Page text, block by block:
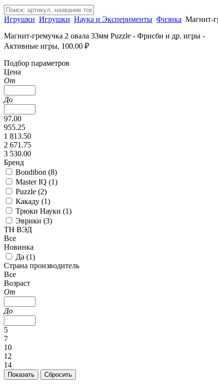
Игрушки Игрушки Наука и Эксперименты Физика Магнит-
Магнит-гремучка 2 овала 33мм Puzzle - Фрисби и др. игры -
Активные игры, 100.00 ₽
Подбор параметров
Цена
От
До
97.00
955.25
1 813.50
2 671.75
3 530.00
Бренд
Bondibon (8)
Master IQ (1)
Puzzle (2)
Какаду (1)
Трюки Науки (1)
Эврики (3)
ТН ВЭД
Все
Новинка
Да (1)
Страна производитель
Все
Возраст
От
До
5
7
10
12
14